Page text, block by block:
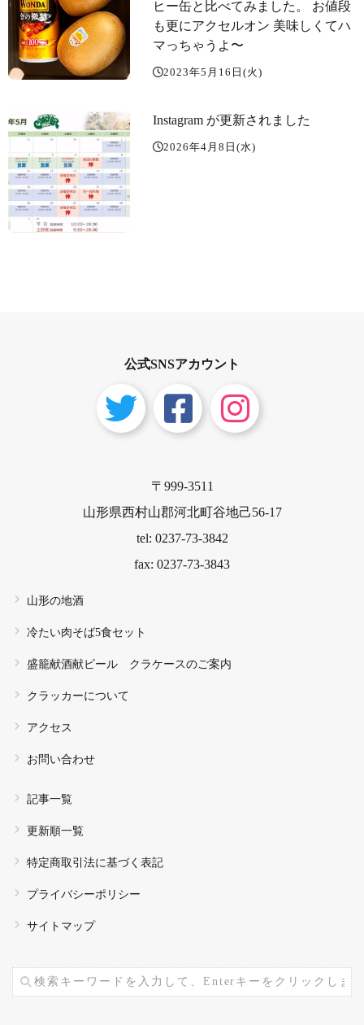
ヒー缶と比べてみました。 お値段
も更にアクセルオン️ 美味しくてハ
マっちゃうよ〜️️️
2023年5月16日(火)
Instagram が更新されました
2026年4月8日(水)
公式SNSアカウント
〒999-3511
山形県西村山郡河北町谷地己56-17
tel: 0237-73-3842
fax: 0237-73-3843
山形の地酒
冷たい肉そば5食セット
盛籠献酒献ビール クラケースのご案内
クラッカーについて
アクセス
お問い合わせ
記事一覧
更新順一覧
特定商取引法に基づく表記
プライバシーポリシー
サイトマップ